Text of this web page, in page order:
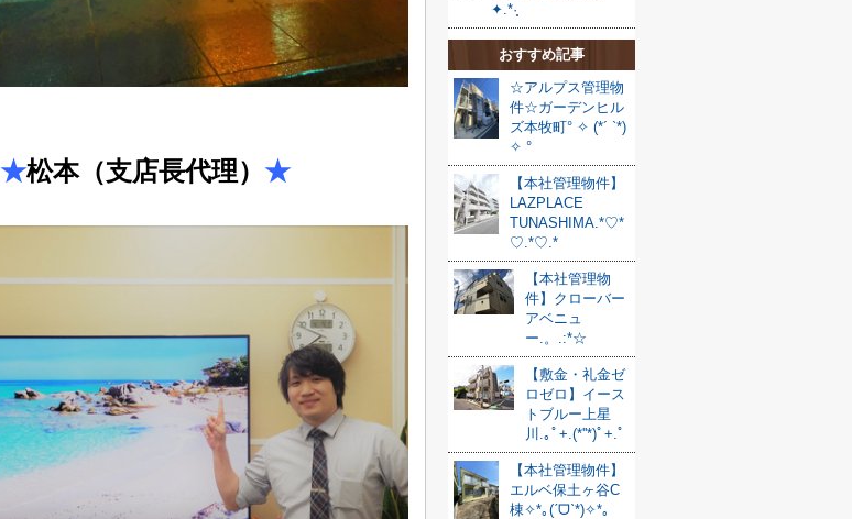
★松本（支店長代理） ★
✦.*·̩͙
おすすめ記事
☆アルプス管理物
件☆ガーデンヒル
ズ本牧町° ✧ (*´ `*)
✧ °
【本社管理物件】
LAZPLACE
TUNASHIMA.*♡*
♡.*♡.*
【本社管理物
件】クローバー
アベニュ
ー.。.:*☆
【敷金・礼金ゼ
ロゼロ】イース
トブルー上星
川.｡ﾟ+.(*''*)ﾟ+.ﾟ
【本社管理物件】
エルベ保土ヶ谷C
棟✧*｡(ˊᗜˋ*)✧*｡